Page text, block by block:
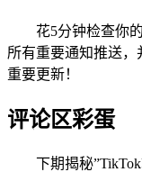
花5分钟检查你
所有重要通知推送，
重要更新！
评论区彩蛋
下期揭秘